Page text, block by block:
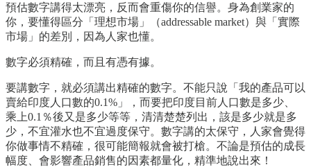
預估數字講得太漂亮，反而會重傷你的信譽。身為創業家的
你，要懂得區分「理想市場」（addressable market）與「實際
市場」的差別，因為人家也懂。
數字必須精確，而且有憑有據。
要講數字，就必須講出精確的數字。不能只說「我的產品可以
賣給印度人口數的0.1%」，而要把印度目前人口數是多少、
乘上0.1％後又是多少等等，清清楚楚列出，該是多少就是多
少，不宜灌水也不宜過度保守。數字講的太保守，人家會覺得
你做事情不精確，很可能簡報就會被打槍。不論是預估的成長
幅度、會影響產品銷售的因素都量化，精準地說出來！